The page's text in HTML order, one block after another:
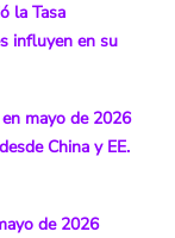
la Tasa
influyen en su
mayo de 2026
China y EE.
de 2026